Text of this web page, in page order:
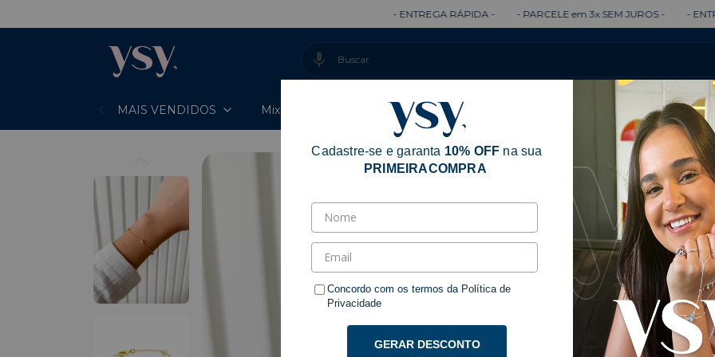
- ENTREGA RÁPIDA - - PARCELE em 3x SEM JUROS - - ENTREGA
MAIS VENDIDOS Mixes Prontos Colares Pulseiras
Início
- Dourado
Cadastre-se e garanta 10% OFF na sua
PRIMEIRACOMPRA
Concordo com os termos da Política de
Privacidade
GERAR DESCONTO